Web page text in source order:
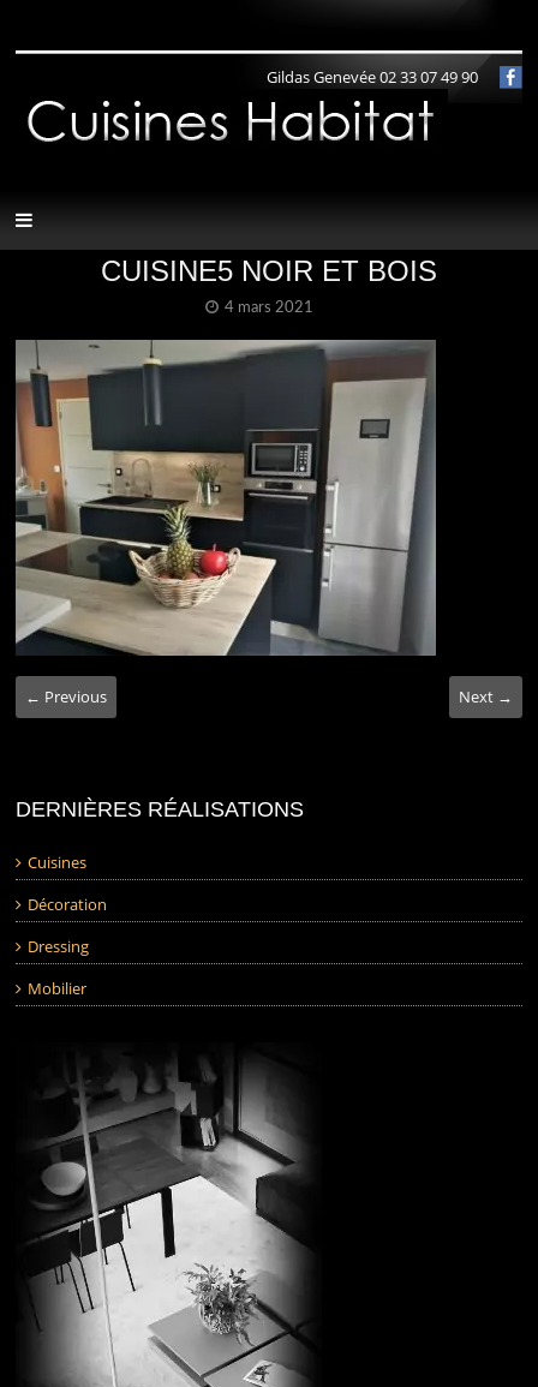
Gildas Genevée 02 33 07 49 90
CUISINE5 NOIR ET BOIS
4 mars 2021
← Previous Next →
DERNIÈRES RÉALISATIONS
Cuisines
Décoration
Dressing
Mobilier